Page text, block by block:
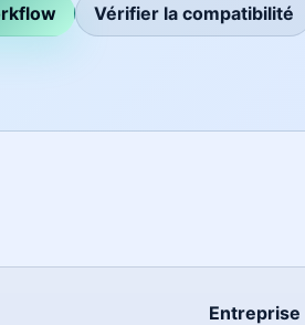
Vérifier la compatibilité
Entreprise